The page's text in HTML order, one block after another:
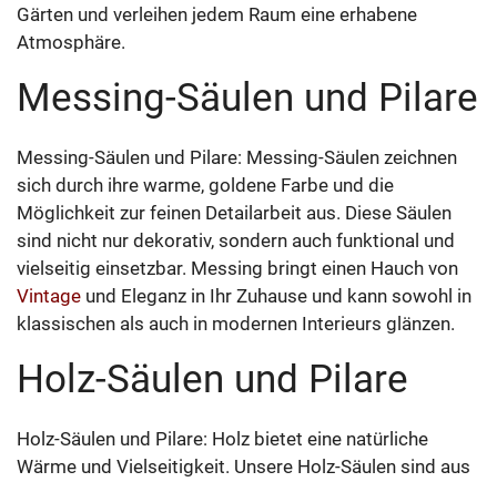
Gärten und verleihen jedem Raum eine erhabene
Atmosphäre.
Messing-Säulen und Pilare
Messing-Säulen und Pilare: Messing-Säulen zeichnen
sich durch ihre warme, goldene Farbe und die
Möglichkeit zur feinen Detailarbeit aus. Diese Säulen
sind nicht nur dekorativ, sondern auch funktional und
vielseitig einsetzbar. Messing bringt einen Hauch von
Vintage und Eleganz in Ihr Zuhause und kann sowohl in
klassischen als auch in modernen Interieurs glänzen.
Holz-Säulen und Pilare
Holz-Säulen und Pilare: Holz bietet eine natürliche
Wärme und Vielseitigkeit. Unsere Holz-Säulen sind aus